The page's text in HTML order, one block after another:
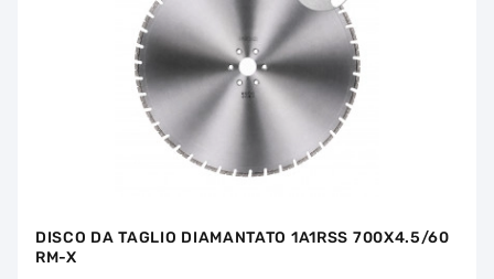
DISCO DA TAGLIO DIAMANTATO 1A1RSS 700X4.5/60
RM-X